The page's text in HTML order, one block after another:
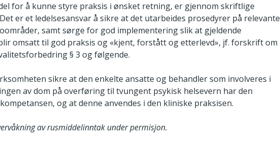
for å kunne styre praksis i ønsket retning, er gjennom skriftlige
er et ledelsesansvar å sikre at det utarbeides prosedyrer på relevante
samt sørge for god implementering slik at gjeldende
omsatt til god praksis og «kjent, forstått og etterlevd», jf. forskrift om
§ 3 og følgende.
sikre at den enkelte ansatte og behandler som involveres i
av dom på overføring til tvungent psykisk helsevern har den
og at denne anvendes i den kliniske praksisen.
av rusmiddelinntak under permisjon.